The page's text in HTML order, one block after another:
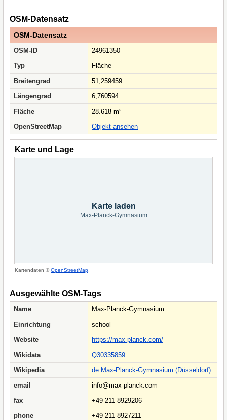
OSM-Datensatz
OSM-Datensatz
OSM-ID
24961350
Typ
Fläche
Breitengrad
51,259459
Längengrad
6,760594
Fläche
28.618 m²
OpenStreetMap
Objekt ansehen
Karte und Lage
Karte laden
Max-Planck-Gymnasium
Kartendaten ©OpenStreetMap
Ausgewählte OSM-Tags
Name
Max-Planck-Gymnasium
Einrichtung
school
Website
https://max-planck.com/
Wikidata
Q30335859
Wikipedia
de:Max-Planck-Gymnasium (Düsseldorf)
email
info@max-planck.com
fax
+49 211 8929206
phone
+49 211 8927211